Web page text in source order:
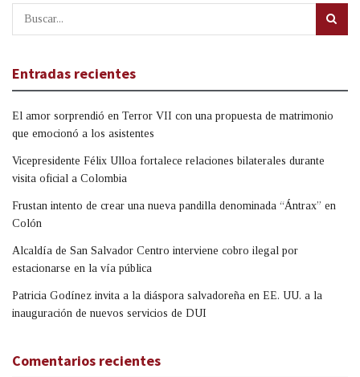
Entradas recientes
El amor sorprendió en Terror VII con una propuesta de matrimonio
que emocionó a los asistentes
Vicepresidente Félix Ulloa fortalece relaciones bilaterales durante
visita oficial a Colombia
Frustan intento de crear una nueva pandilla denominada “Ántrax” en
Colón
Alcaldía de San Salvador Centro interviene cobro ilegal por
estacionarse en la vía pública
Patricia Godínez invita a la diáspora salvadoreña en EE. UU. a la
inauguración de nuevos servicios de DUI
Comentarios recientes